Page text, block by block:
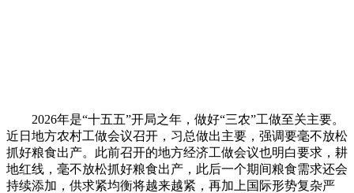
2026年是“十五五”开局之年，做好“三农”工做至关主要。
近日地方农村工做会议召开，习总做出主要，强调要毫不放松
抓好粮食出产。此前召开的地方经济工做会议也明白要求，耕
地红线，毫不放松抓好粮食出产，此后一个期间粮食需求还会
持续添加，供求紧均衡将越来越紧，再加上国际形势复杂严